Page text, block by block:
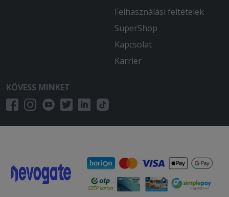
Felhasználási feltételek
SuperShop
Kapcsolat
Karrier
KÖVESS MINKET